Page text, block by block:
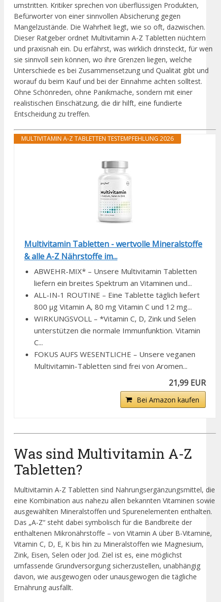
umstritten. Kritiker sprechen von überflüssigen Produkten,
Befürworter von einer sinnvollen Absicherung gegen
Mangelzustände. Die Wahrheit liegt, wie so oft, dazwischen.
Dieser Ratgeber ordnet Multivitamin A-Z Tabletten nüchtern
und praxisnah ein. Du erfährst, was wirklich drinsteckt, für wen
sie sinnvoll sein können, wo ihre Grenzen liegen, welche
Unterschiede es bei Zusammensetzung und Qualität gibt und
worauf du beim Kauf und bei der Einnahme achten solltest.
Ohne Schönreden, ohne Panikmache, sondern mit einer
realistischen Einschätzung, die dir hilft, eine fundierte
Entscheidung zu treffen.
MULTIVITAMIN A-Z TABLETTEN TESTEMPFEHLUNG 2026
Multivitamin Tabletten - wertvolle Mineralstoffe
& alle A-Z Nährstoffe im...
ABWEHR-MIX* – Unsere Multivitamin Tabletten
liefern ein breites Spektrum an Vitaminen und...
ALL-IN-1 ROUTINE – Eine Tablette täglich liefert
800 µg Vitamin A, 80 mg Vitamin C und 12 mg...
WIRKUNGSVOLL – *Vitamin C, D, Zink und Selen
unterstützen die normale Immunfunktion. Vitamin
C...
FOKUS AUFS WESENTLICHE – Unsere veganen
Multivitamin-Tabletten sind frei von Aromen...
21,99 EUR
Bei Amazon kaufen
Was sind Multivitamin A-Z
Tabletten?
Multivitamin A-Z Tabletten sind Nahrungsergänzungsmittel, die
eine Kombination aus nahezu allen bekannten Vitaminen sowie
ausgewählten Mineralstoffen und Spurenelementen enthalten.
Das „A-Z“ steht dabei symbolisch für die Bandbreite der
enthaltenen Mikronährstoffe – von Vitamin A über B-Vitamine,
Vitamin C, D, E, K bis hin zu Mineralstoffen wie Magnesium,
Zink, Eisen, Selen oder Jod. Ziel ist es, eine möglichst
umfassende Grundversorgung sicherzustellen, unabhängig
davon, wie ausgewogen oder unausgewogen die tägliche
Ernährung ausfällt.